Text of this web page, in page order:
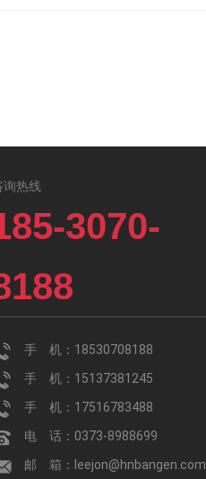
询热线
3070-
手 机：18530708188
手 机：15137381245
手 机：17516783488
电 话：0373-8988699
邮 箱：leejon@hnbangen.com